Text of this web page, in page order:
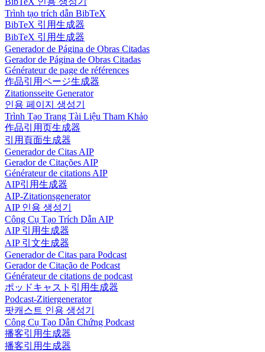
Trình tạo trích dẫn BibTeX
BibTeX 引用生成器
BibTeX 引用生成器
Generador de Página de Obras Citadas
Gerador de Página de Obras Citadas
Générateur de page de références
作品引用ページ生成器
Zitationsseite Generator
인용 페이지 생성기
Trình Tạo Trang Tài Liệu Tham Khảo
作品引用页生成器
引用頁面生成器
Generador de Citas AIP
Gerador de Citações AIP
Générateur de citations AIP
AIP引用生成器
AIP-Zitationsgenerator
AIP 인용 생성기
Công Cụ Tạo Trích Dẫn AIP
AIP 引用生成器
AIP 引文生成器
Generador de Citas para Podcast
Gerador de Citação de Podcast
Générateur de citations de podcast
ポッドキャスト引用生成器
Podcast-Zitiergenerator
팟캐스트 인용 생성기
Công Cụ Tạo Dẫn Chứng Podcast
播客引用生成器
播客引用生成器